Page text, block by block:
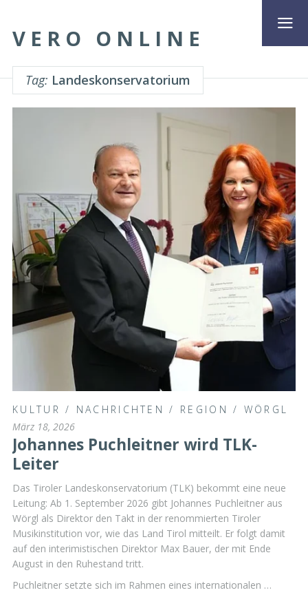
VERO ONLINE
Tag: Landeskonservatorium
KULTUR / NACHRICHTEN / REGION / WÖRGL
März 18, 2026
Johannes Puchleitner wird TLK-
Leiter
Das Tiroler Landeskonservatorium (TLK) bekommt eine neue
Leitung: Ab 1. September 2026 gibt Johannes Puchleitner aus
Wörgl als Direktor den Takt in der renommierten Tiroler
Musikinstitution vor, wie das Land Tirol mitteilt. Er folgt damit
auf den interimistischen Direktor Max Bauer, der mit Ende
August in den Ruhestand tritt.
Puchleitner setzte sich im Rahmen eines internationalen …